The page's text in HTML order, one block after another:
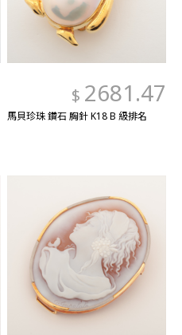
$ 2681.47
馬貝珍珠 鑽石 胸針 K18 B 級排名